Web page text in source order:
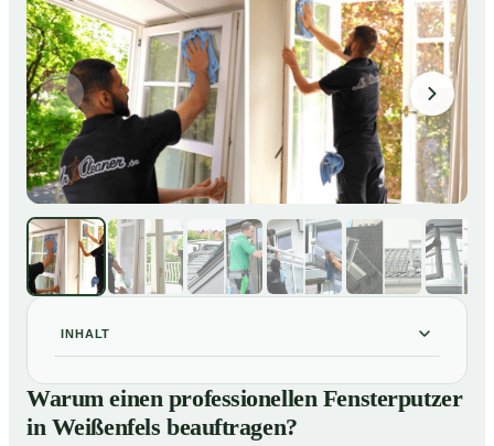
INHALT
Warum einen professionellen Fensterputzer in
Weißenfels beauftragen?
Warum einen professionellen Fensterputzer
in Weißenfels beauftragen?